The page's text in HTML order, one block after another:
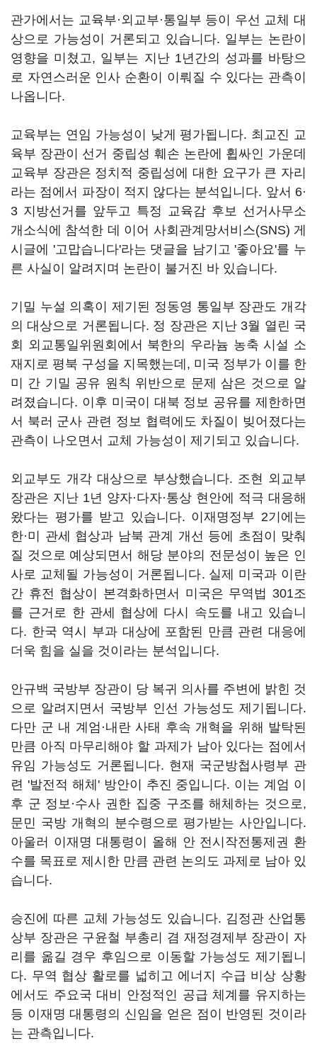
관가에서는 교육부·외교부·통일부 등이 우선 교체 대
상으로 가능성이 거론되고 있습니다. 일부는 논란이
영향을 미쳤고, 일부는 지난 1년간의 성과를 바탕으
로 자연스러운 인사 순환이 이뤄질 수 있다는 관측이
나옵니다.
교육부는 연임 가능성이 낮게 평가됩니다. 최교진 교
육부 장관이 선거 중립성 훼손 논란에 휩싸인 가운데
교육부 장관은 정치적 중립성에 대한 요구가 큰 자리
라는 점에서 파장이 적지 않다는 분석입니다. 앞서 6·
3 지방선거를 앞두고 특정 교육감 후보 선거사무소
개소식에 참석한 데 이어 사회관계망서비스(SNS) 게
시글에 '고맙습니다'라는 댓글을 남기고 '좋아요'를 누
른 사실이 알려지며 논란이 불거진 바 있습니다.
기밀 누설 의혹이 제기된 정동영 통일부 장관도 개각
의 대상으로 거론됩니다. 정 장관은 지난 3월 열린 국
회 외교통일위원회에서 북한의 우라늄 농축 시설 소
재지로 평북 구성을 지목했는데, 미국 정부가 이를 한
미 간 기밀 공유 원칙 위반으로 문제 삼은 것으로 알
려졌습니다. 이후 미국이 대북 정보 공유를 제한하면
서 북러 군사 관련 정보 협력에도 차질이 빚어졌다는
관측이 나오면서 교체 가능성이 제기되고 있습니다.
외교부도 개각 대상으로 부상했습니다. 조현 외교부
장관은 지난 1년 양자·다자·통상 현안에 적극 대응해
왔다는 평가를 받고 있습니다. 이재명정부 2기에는
한·미 관세 협상과 남북 관계 개선 등에 초점이 맞춰
질 것으로 예상되면서 해당 분야의 전문성이 높은 인
사로 교체될 가능성이 거론됩니다. 실제 미국과 이란
간 휴전 협상이 본격화하면서 미국은 무역법 301조
를 근거로 한 관세 협상에 다시 속도를 내고 있습니
다. 한국 역시 부과 대상에 포함된 만큼 관련 대응에
더욱 힘을 실을 것이라는 분석입니다.
안규백 국방부 장관이 당 복귀 의사를 주변에 밝힌 것
으로 알려지면서 국방부 인선 가능성도 제기됩니다.
다만 군 내 계엄·내란 사태 후속 개혁을 위해 발탁된
만큼 아직 마무리해야 할 과제가 남아 있다는 점에서
유임 가능성도 거론됩니다. 현재 국군방첩사령부 관
련 '발전적 해체' 방안이 추진 중입니다. 이는 계엄 이
후 군 정보·수사 권한 집중 구조를 해체하는 것으로,
문민 국방 개혁의 분수령으로 평가받는 사안입니다.
아울러 이재명 대통령이 올해 안 전시작전통제권 환
수를 목표로 제시한 만큼 관련 논의도 과제로 남아 있
습니다.
승진에 따른 교체 가능성도 있습니다. 김정관 산업통
상부 장관은 구윤철 부총리 겸 재정경제부 장관이 자
리를 옮길 경우 후임으로 이동할 가능성도 제기됩니
다. 무역 협상 활로를 넓히고 에너지 수급 비상 상황
에서도 주요국 대비 안정적인 공급 체계를 유지하는
등 이재명 대통령의 신임을 얻은 점이 반영된 것이라
는 관측입니다.